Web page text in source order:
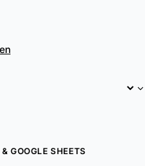
GOOGLE SHEETS